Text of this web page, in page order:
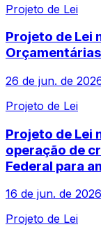
Projeto de Lei
Projeto de Lei
26 de jun. de
Projeto de Lei
Projeto de Lei
operação de
Federal para
16 de jun. de 2026
Projeto de Lei